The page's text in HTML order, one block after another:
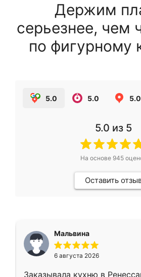
Держим
серьезнее, чем
по фигурному
5.0 5.0 5.0
5.0 из 5
На основе 945
Оставить
Мальвина
6 августа 2026
Заказывала кухню в